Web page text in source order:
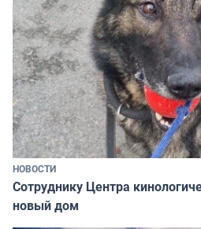
НОВОСТИ
Сотруднику Центра
новый дом